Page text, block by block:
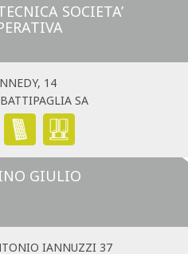
SOCIETA’
14
SA
GIULIO
IANNUZZI 37